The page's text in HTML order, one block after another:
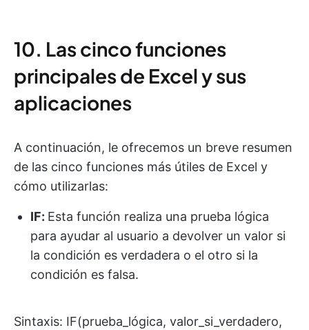
10. Las cinco funciones
principales de Excel y sus
aplicaciones
A continuación, le ofrecemos un breve resumen
de las cinco funciones más útiles de Excel y
cómo utilizarlas:
IF: Esta función realiza una prueba lógica
para ayudar al usuario a devolver un valor si
la condición es verdadera o el otro si la
condición es falsa.
Sintaxis: IF(prueba_lógica, valor_si_verdadero,